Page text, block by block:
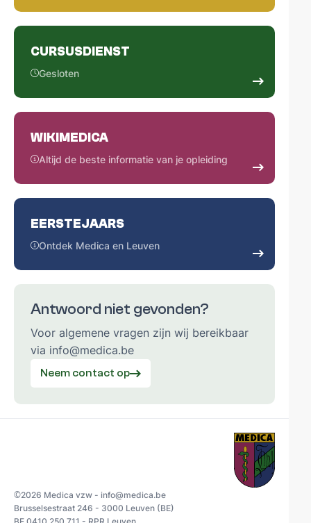
CURSUSDIENST
Gesloten
WIKIMEDICA
Altijd de beste informatie van je opleiding
EERSTEJAARS
Ontdek Medica en Leuven
Antwoord niet gevonden?
Voor algemene vragen zijn wij bereikbaar
via info@medica.be
Neem contact op
©2026 Medica vzw - info@medica.be
Brusselsestraat 246 - 3000 Leuven (BE)